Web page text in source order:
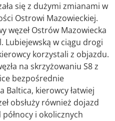
się z dużymi zmianami w
Ostrowi Mazowieckiej.
węzeł Ostrów Mazowiecka
Lubiejewską w ciągu drogi
korzystali z objazdu.
na skrzyżowaniu S8 z
bezpośrednie
Baltica, kierowcy łatwiej
obsłuży również dojazd
i okolicznych